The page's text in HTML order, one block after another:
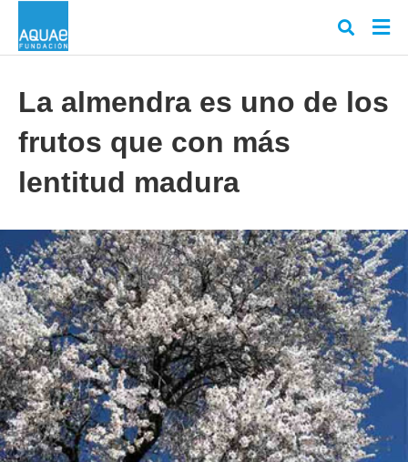
La almendra es uno de los
frutos que con más
lentitud madura